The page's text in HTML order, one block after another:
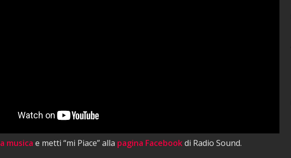
musica e metti “mi Piace” alla pagina Facebookdi Radio Sound.